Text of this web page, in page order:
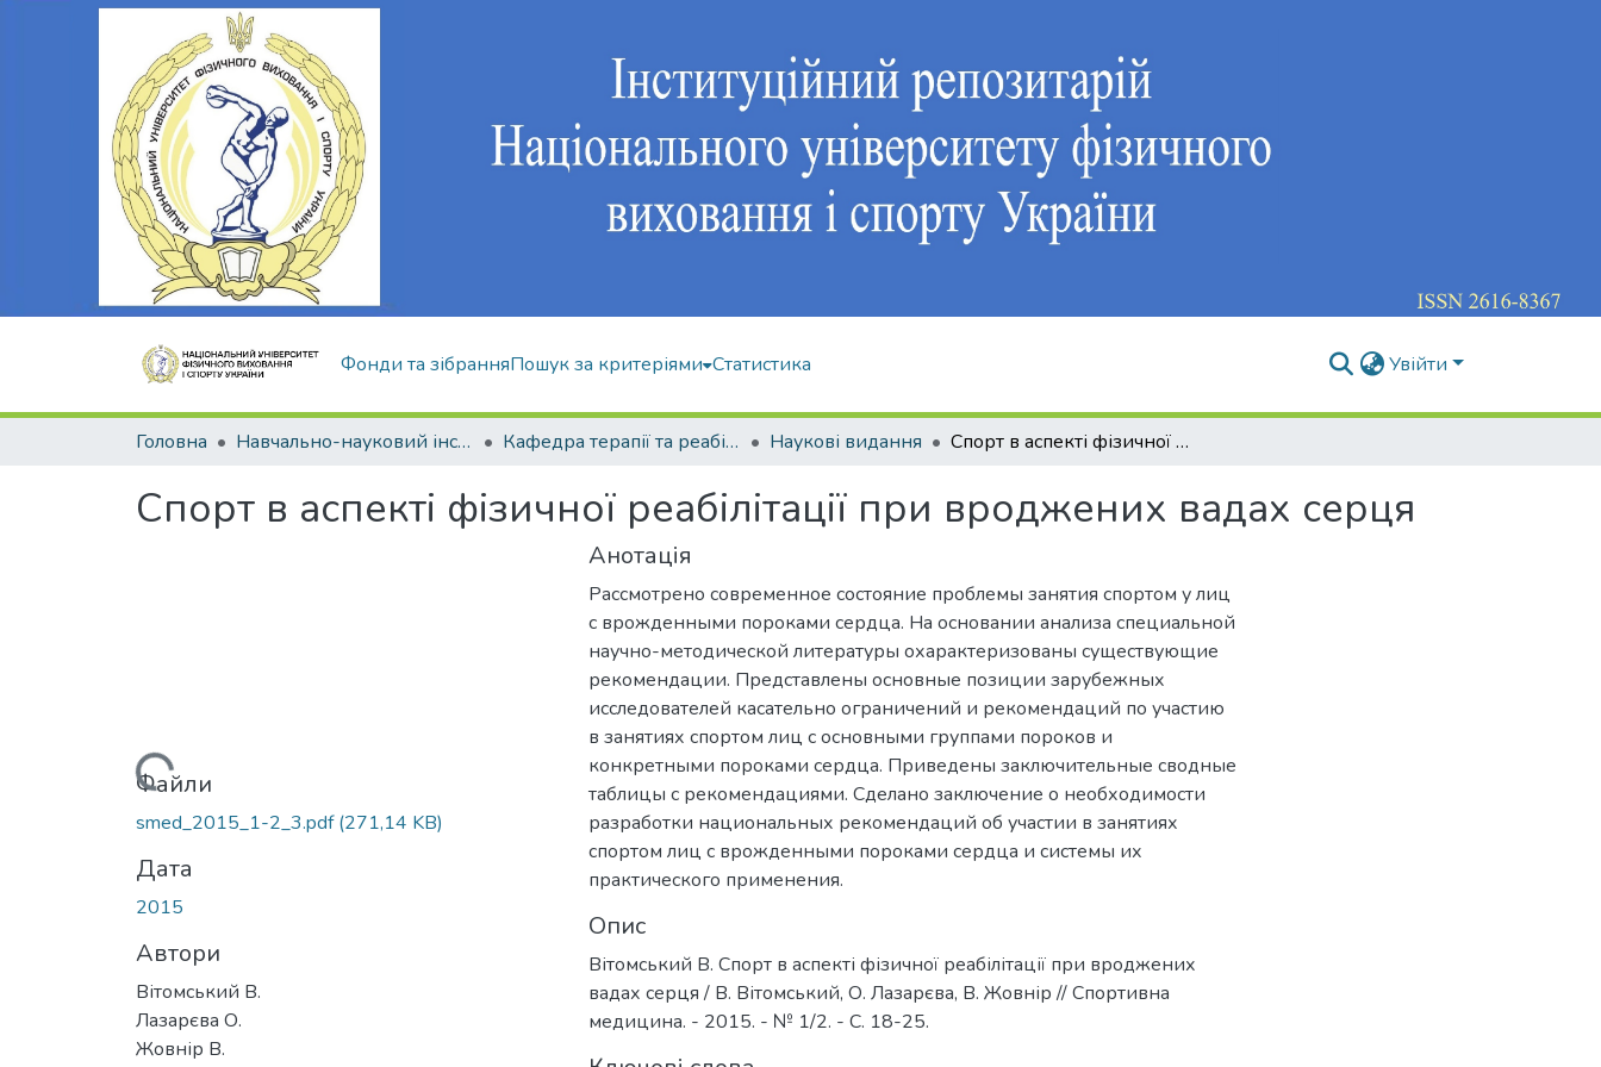
Фонди та зібранняПошук за критеріями Статистика Увійти
Головна Навчально-науковий інститут здоров'я, реабілітації та фізичного виховання Кафедра терапії та реабілітації Наукові видання Спорт в аспекті фізичної реабілітації при вроджених вадах серця
Спорт в аспекті фізичної реабілітації при вроджених вадах серця
Вантажиться...Файли
smed_2015_1-2_3.pdf(271,14 KB)
Дата
2015
Автори
Вітомський В.
Лазарєва О.
Жовнір В.
Анотація
Рассмотрено современное состояние проблемы занятия спортом у лиц
с врожденными пороками сердца. На основании анализа специальной
научно-методической литературы охарактеризованы существующие
рекомендации. Представлены основные позиции зарубежных
исследователей касательно ограничений и рекомендаций по участию
в занятиях спортом лиц с основными группами пороков и
конкретными пороками сердца. Приведены заключительные сводные
таблицы с рекомендациями. Сделано заключение о необходимости
разработки национальных рекомендаций об участии в занятиях
спортом лиц с врожденными пороками сердца и системы их
практического применения.
Опис
Вітомський В. Спорт в аспекті фізичної реабілітації при вроджених
вадах серця / В. Вітомський, О. Лазарєва, В. Жовнір // Спортивна
медицина. - 2015. - № 1/2. - С. 18-25.